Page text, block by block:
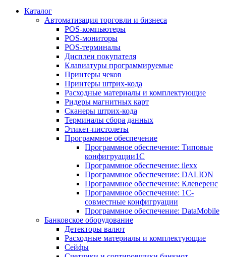
Каталог
Автоматизация торговли и бизнеса
POS-компьютеры
POS-мониторы
POS-терминалы
Дисплеи покупателя
Клавиатуры программируемые
Принтеры чеков
Принтеры штрих-кода
Расходные материалы и комплектующие
Ридеры магнитных карт
Сканеры штрих-кода
Терминалы сбора данных
Этикет-пистолеты
Программное обеспечение
Программное обеспечение: Типовые
конфигруации1С
Программное обеспечение: ilexx
Программное обеспечение: DALION
Программное обеспечение: Клеверенс
Программное обеспечение: 1С-
совместные конфигруации
Программное обеспечение: DataMobile
Банковское оборудование
Детекторы валют
Расходные материалы и комплектующие
Сейфы